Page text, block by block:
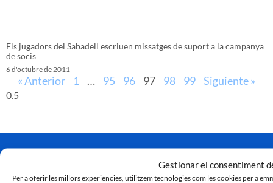
Gestionar el consentiment
Per a oferir les millors experiències, utilitzem tecnologies com les cookies per a
Els jugadors del Sabadell escriuen missatges de suport a la campanya
de socis
6 d'octubre de 2011
« Anterior 1 … 95 96 97 98 99 Siguiente »